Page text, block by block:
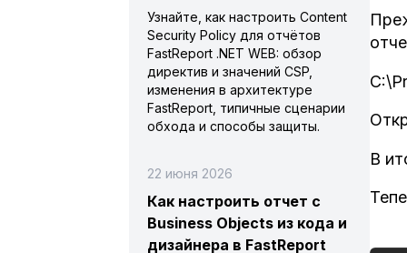
В
Узнайте, как настроить Content
Security Policy для отчётов
FastReport .NET WEB: обзор
директив и значений CSP,
изменения в архитектуре
FastReport, типичные сценарии
обхода и способы защиты.
22 июня 2026
Как настроить отчет с
Business Objects из кода и
дизайнера в FastReport